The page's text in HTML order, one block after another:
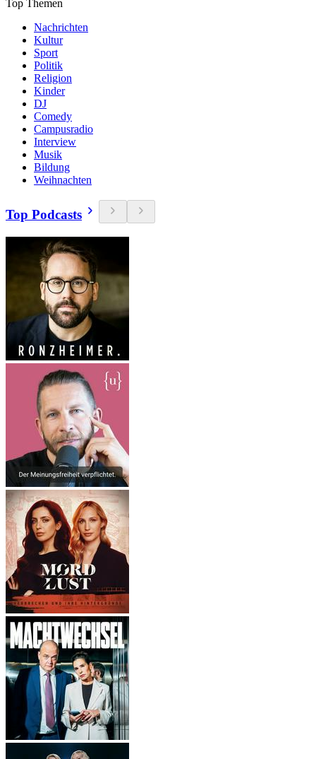
Top Themen
Nachrichten
Kultur
Sport
Politik
Religion
Kinder
DJ
Comedy
Campusradio
Interview
Musik
Bildung
Weihnachten
Top Podcasts